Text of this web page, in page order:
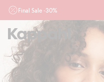
Final Sale -30%
Ważne przy zakupie min. 2 sztuk
działu outlet do 10.8 w sklepach
nie łączymy
Kobieta Mężczyzna
Newbie